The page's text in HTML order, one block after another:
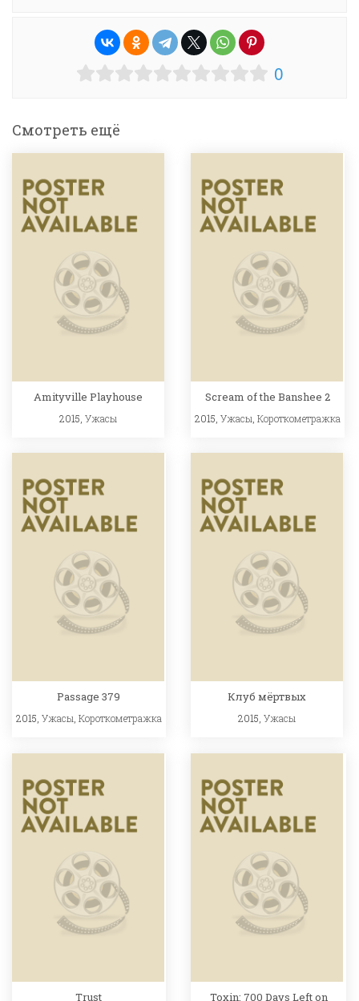
0
Смотреть ещё
Amityville Playhouse
2015, Ужасы
Scream of the Banshee 2
2015,Ужасы ,Короткометражка
Passage 379
2015, Ужасы, Короткометражка
Клуб мёртвых
2015,Ужасы
Trust Toxin: 700 Days Left on